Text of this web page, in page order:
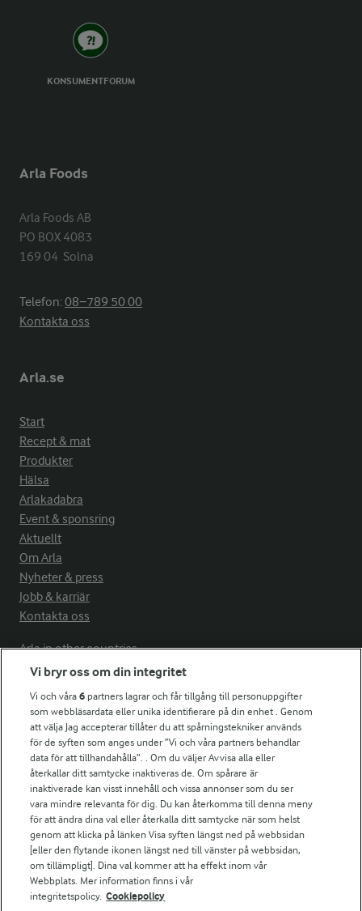
KONSUMENTFORUM
Arla Foods
Arla Foods AB
PO BOX 4083
169 04  Solna
Telefon:08−789 50 00
Kontakta oss
Arla.se
Start
Recept & mat
Produkter
Hälsa
Arlakadabra
Event & sponsring
Aktuellt
Om Arla
Nyheter & press
Jobb & karriär
Kontakta oss
Arla in other countries
Fler Arlasajter
För ägare
Arlas kundportal
Arla.com
Falbygdens Ost
Arla webbshop
Bildbank
Vi bryr oss om din integritet
Vi och våra6 partners lagrar och får tillgång till personuppgifter
som webbläsardata eller unika identifierare på din enhet . Genom
att välja Jag accepterar tillåter du att spårningstekniker används
för de syften som anges under ”Vi och våra partners behandlar
data för att tillhandahålla”. . Om du väljer Avvisa alla eller
återkallar ditt samtycke inaktiveras de. Om spårare är
inaktiverade kan visst innehåll och vissa annonser som du ser
vara mindre relevanta för dig. Du kan återkomma till denna meny
för att ändra dina val eller återkalla ditt samtycke när som helst
genom att klicka på länken Visa syften längst ned på webbsidan
[eller den flytande ikonen längst ned till vänster på webbsidan,
om tillämpligt]. Dina val kommer att ha effekt inom vår
Webbplats. Mer information finns i vår
integritetspolicy. Cookiepolicy